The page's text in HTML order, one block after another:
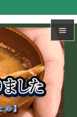


メニュ

サイド

前へ